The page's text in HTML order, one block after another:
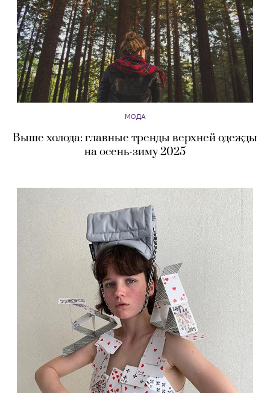
МОДА
Выше холода: главные тренды верхней одежды
на осень-зиму 2025